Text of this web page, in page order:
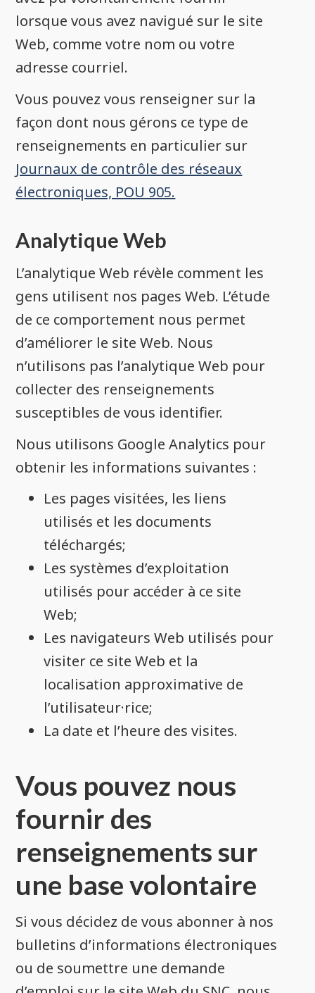
lorsque vous avez navigué sur le site
Web, comme votre nom ou votre
adresse courriel.
​Vous pouvez vous renseigner sur la
façon dont nous gérons ce type de
renseignements en particulier sur
Journaux de contrôle des réseaux
électroniques, POU 905.
Analytique Web
L’analytique Web révèle comment les
gens utilisent nos pages Web. L’étude
de ce comportement nous permet
d’améliorer le site Web. Nous
n’utilisons pas l’analytique Web pour
collecter des renseignements
susceptibles de vous identifier.
Nous utilisons Google Analytics pour
obtenir les informations suivantes :
Les pages visitées, les liens
utilisés et les documents
téléchargés;
Les systèmes d’exploitation
utilisés pour accéder à ce site
Web;
Les navigateurs Web utilisés pour
visiter ce site Web et la
localisation approximative de
l’utilisateur·rice;
La date et l’heure des visites.
Vous pouvez nous
fournir des
renseignements sur
une base volontaire
Si vous décidez de vous abonner à nos
bulletins d’informations électroniques
ou de soumettre une demande